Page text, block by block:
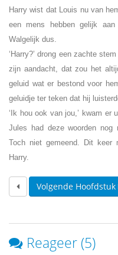
Harry wist dat Louis nu van
een mens hebben gelijk
Walgelijk dus.
‘Harry?’ drong een zachte
zijn aandacht, dat zou het
geluid wat er bestond voor
geluidje ter teken dat hij
‘Ik hou ook van jou,’ kwam er
Jules had deze woorden nog
Toch niet gemeend. Dit
Harry.
Volgende Hoofdstuk
Reageer (5)